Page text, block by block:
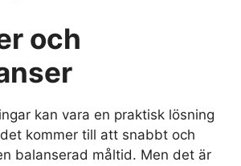
och
kan vara en praktisk lösning
kommer till att snabbt och
balanserad måltid. Men det är